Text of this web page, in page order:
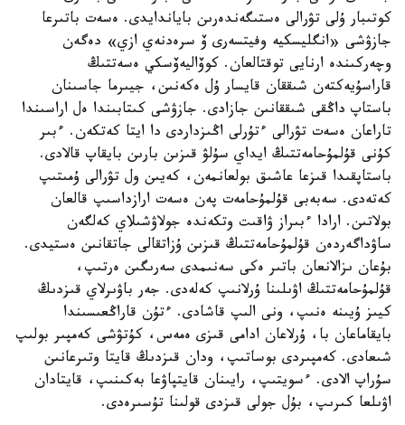
كوتىبار ۇلى تۋرالى ەستىگەندەرىن باياندايدى. ەسەت باتىرعا
جازۋشى «انگليسكيە وفيتسەرى ۆ سرەدنەي ازي» دەگەن
وچەركىندە ارنايى توقتالعان. كوۆاليەۆسكي ەسەتتىڭ
قاراسۇيەكتەن شىققان قايسار ۇل ەكەنىن، جيىرما جاسىنان
باستاپ داڭقى شىققانىن جازادى. جازۋشى كىتابىندا ەل اراسىندا
تاراعان ەسەت تۋرالى ءتۇرلى اڭىزداردى دا ايتا كەتكەن. ءبىر
كۇنى قۇلمۇحامەتتىڭ ايداي سۇلۋ قىزىن بارىن بايقاپ قالادى.
باستاپقىدا قىزعا عاشىق بولعانمەن، كەيىن ول تۋرالى ۇمىتىپ
كەتەدى. سەبەبى قۇلمۇحامەت پەن ەسەت ارازداسىپ قالعان
بولاتىن. ارادا ءبىراز ۋاقىت وتكەندە جولاۋشىلاي كەلگەن
ساۋداگەردەن قۇلمۇحامەتتىڭ قىزىن ۇزاتقالى جاتقانىن ەستيدى.
بۇعان ىزالانعان باتىر ەكى سەنىمدى سەرىگىن ەرتىپ،
قۇلمۇحامەتتىڭ اۋىلىنا ۇرلانىپ كەلەدى. جەر باۋىرلاي قىزدىڭ
كيىز ۇيىنە ەنىپ، ونى الىپ قاشادى. ءتۇن قاراڭعىسىندا
بايقاماعان با، ۇرلاعان ادامى قىزى ەمەس، كۇتۋشى كەمپىر بولىپ
شىعادى. كەمپىردى بوساتىپ، ودان قىزدىڭ قايتا وتىرعانىن
سۇراپ الادى. ءسويتىپ، رايىنان قايتپاۋعا بەكىنىپ، قايتادان
اۋىلعا كىرىپ، بۇل جولى قىزدى قولىنا تۇسىرەدى.